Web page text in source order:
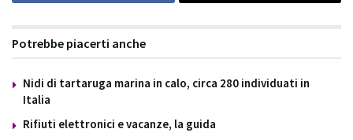
Potrebbe piacerti anche
Nidi di tartaruga marina in calo, circa 280 individuati in
Italia
Rifiuti elettronici e vacanze, la guida